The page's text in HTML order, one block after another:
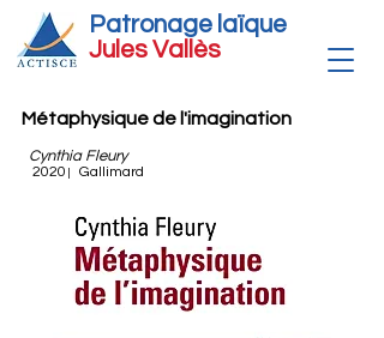
Patronage laïque
Jules Vallès
Métaphysique de l'imagination
Cynthia Fleury
2020 Gallimard